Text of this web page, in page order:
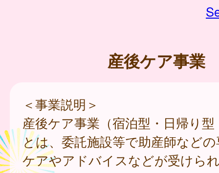
産後ケア事業
＜事業説明＞
産後ケア事業（宿泊型・日帰り型
とは、委託施設等で助産師など
ケアやアドバイスなどが受けら